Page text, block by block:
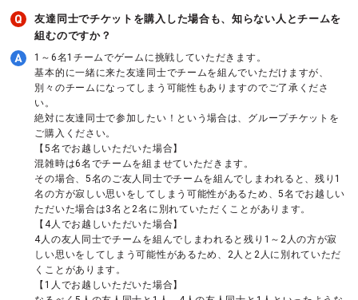
友達同士でチケットを購入した場合も、知らない人とチームを
組むのですか？
1～6名1チームでゲームに挑戦していただきます。
基本的に一緒に来た友達同士でチームを組んでいただけますが、
別々のチームになってしまう可能性もありますのでご了承くださ
い。
絶対に友達同士で参加したい！という場合は、グループチケットを
ご購入ください。
【5名でお越しいただいた場合】
混雑時は6名でチームを組ませていただきます。
その場合、5名のご友人同士でチームを組んでしまわれると、残り1
名の方が寂しい思いをしてしまう可能性があるため、5名でお越しい
ただいた場合は3名と2名に別れていただくことがあります。
【4人でお越しいただいた場合】
4人の友人同士でチームを組んでしまわれると残り1～2人の方が寂
しい思いをしてしまう可能性があるため、2人と2人に別れていただ
くことがあります。
【1人でお越しいただいた場合】